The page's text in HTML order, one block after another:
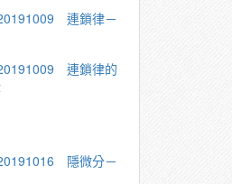
連鎖律－
連鎖律的
隱微分－